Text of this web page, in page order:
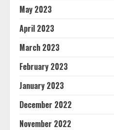
May 2023
April 2023
March 2023
February 2023
January 2023
December 2022
November 2022